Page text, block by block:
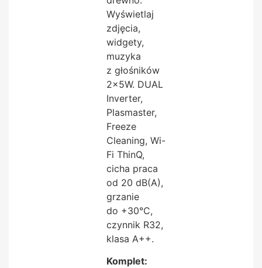
Wyświetlaj
zdjęcia,
widgety,
muzyka
z głośników
2x5W. DUAL
Inverter,
Plasmaster,
Freeze
Cleaning, Wi-
Fi ThinQ,
cicha praca
od 20 dB(A),
grzanie
do +30°C,
czynnik R32,
klasa A++.
Komplet: